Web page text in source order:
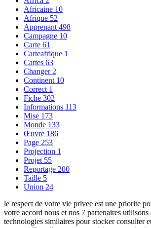
Africaine 10
Afrique 52
Apprenant 498
Campagne 10
Carte 61
Carteafrique 1
Cartes 63
Changer 2
Continent 10
Correct 1
Fiche 302
Informations 113
Mise 173
Monde 133
Œuvre 186
Page 253
Projection 1
Projet 55
Reportage 200
Taille 5
Union 24
le respect de votre vie privee est une priorite
votre accord nous et nos 7 partenaires utilisons
technologies similaires pour stocker consulter